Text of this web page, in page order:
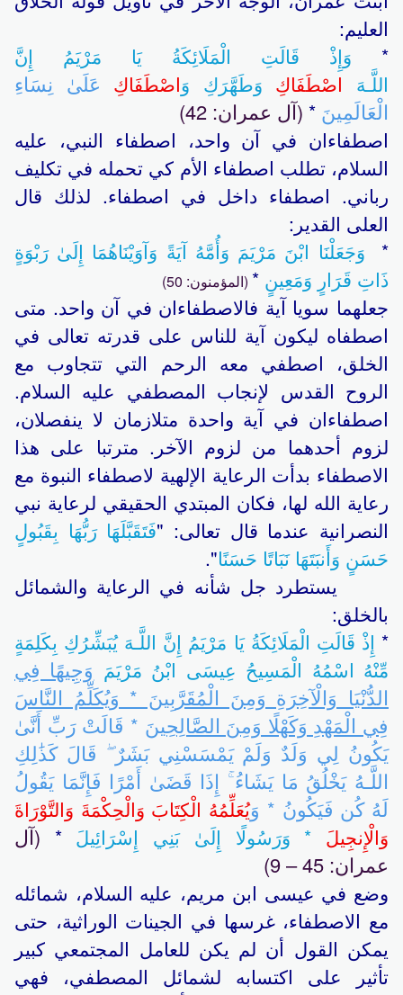
العليم:
* وَإِذْ قَالَتِ الْمَلَائِكَةُ يَا مَرْيَمُ إِنَّ
اللَّـهَ اصْطَفَاكِ وَطَهَّرَكِ وَاصْطَفَاكِ عَلَىٰ نِسَاءِ
الْعَالَمِينَ * (آل عمران: 42)
اصطفاءان في آن واحد، اصطفاء النبي، عليه
السلام، تطلب اصطفاء الأم كي تحمله في تكليف
رباني. اصطفاء داخل في اصطفاء. لذلك قال
العلى القدير:
* وَجَعَلْنَا ابْنَ مَرْيَمَ وَأُمَّهُ آيَةً وَآوَيْنَاهُمَا إِلَىٰ رَبْوَةٍ
ذَاتِ قَرَارٍ وَمَعِينٍ * (المؤمنون: 50)
جعلهما سويا آية فالاصطفاءان في آن واحد. متى
اصطفاه ليكون آية للناس على قدرته تعالى في
الخلق، اصطفي معه الرحم التي تتجاوب مع
الروح القدس لإنجاب المصطفي عليه السلام.
اصطفاءان في آية واحدة متلازمان لا ينفصلان،
لزوم أحدهما من لزوم الآخر. مترتبا على هذا
الاصطفاء بدأت الرعاية الإلهية لاصطفاء النبوة مع
رعاية الله لها، فكان المبتدي الحقيقي لرعاية نبي
النصرانية عندما قال تعالى: "فَتَقَبَّلَهَا رَبُّهَا بِقَبُولٍ
حَسَنٍ وَأَنبَتَهَا نَبَاتًا حَسَنًا".
يستطرد جل شأنه في الرعاية والشمائل
بالخلق:
* إِذْ قَالَتِ الْمَلَائِكَةُ يَا مَرْيَمُ إِنَّ اللَّـهَ يُبَشِّرُكِ بِكَلِمَةٍ
مِّنْهُ اسْمُهُ الْمَسِيحُ عِيسَى ابْنُ مَرْيَمَ وَجِيهًا فِي
الدُّنْيَا وَالْآخِرَةِ وَمِنَ الْمُقَرَّبِينَ * وَيُكَلِّمُ النَّاسَ
فِي الْمَهْدِ وَكَهْلًا وَمِنَ الصَّالِحِينَ * قَالَتْ رَبِّ أَنَّىٰ
يَكُونُ لِي وَلَدٌ وَلَمْ يَمْسَسْنِي بَشَرٌ ۖ قَالَ كَذَٰلِكِ
اللَّـهُ يَخْلُقُ مَا يَشَاءُ ۚ إِذَا قَضَىٰ أَمْرًا فَإِنَّمَا يَقُولُ
لَهُ كُن فَيَكُونُ * وَيُعَلِّمُهُ الْكِتَابَ وَالْحِكْمَةَ وَالتَّوْرَاةَ
وَالْإِنجِيلَ * وَرَسُولًا إِلَىٰ بَنِي إِسْرَائِيلَ* (آل
عمران: 45 – 9)
وضع في عيسى ابن مريم، عليه السلام، شمائله
مع الاصطفاء، غرسها في الجينات الوراثية، حتى
يمكن القول أن لم يكن للعامل المجتمعي كبير
تأثير على اكتسابه لشمائل المصطفي، فهي